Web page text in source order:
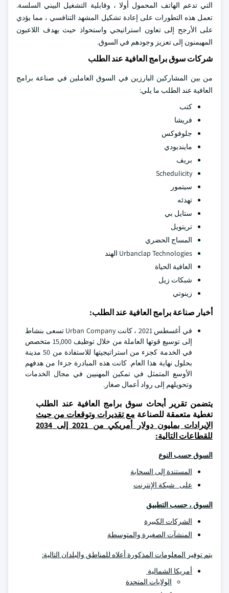
التي تدعم الهاتف المحمول أولا ، وقابلية التشغيل البيني السلسة.
تعمل هذه التطورات على إعادة تشكيل المشهد التنافسي ، مما يؤدي
على الأرجح إلى تعاون استراتيجي واستحواذ حيث يهدف اللاعبون
المهيمنون إلى تعزيز وجودهم في السوق.
شركات سوق برامج العافية عند الطلب
من بين المشاركين البارزين في السوق العاملين في صناعة برامج
العافية عند الطلب ما يلي:
كتب
فريشا
جلوفوكس
مايندبودي
بريف
Schedulicity
سيتمور
تهدئه
ستايل بي
تريتويل
المساج الحضري
Urbanclap Technologies الهند
العافية الحياة
شبكات زيل
زينوتي
أخبار صناعة برامج العافية عند الطلب:
في أغسطس 2021 ، كانت Urban Company تسعى بنشاط
إلى توسيع قوتها العاملة من خلال توظيف 15,000 متخصص
في الخدمة كجزء من استراتيجيتها للاستفادة من 50 مدينة
بحلول نهاية هذا العام. كانت هذه المبادرة جزءا من هدفهم
الأوسع المتمثل في تمكين المهنيين في مجال الخدمات
وتحويلهم إلى رواد أعمال صغار.
يتضمن تقرير أبحاث سوق برامج العافية عند الطلب
تغطية متعمقة للصناعة مع تقديرات وتوقعات من حيث
الإيرادات بمليون دولار أمريكي من 2021 إلى 2034
للقطاعات التالية:
السوق حسب النوع
المستندة إلى السحابة
على شبكة الإنترنت
السوق ، حسب التطبيق
الشركات الكبيرة
المنشآت الصغيرة والمتوسطة
يتم توفير المعلومات المذكورة أعلاه للمناطق والبلدان التالية:
أمريكا الشمالية
الولايات المتحدة